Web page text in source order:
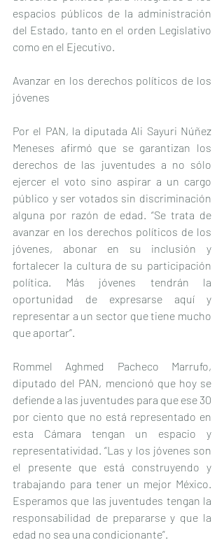
espacios públicos de la administración
del Estado, tanto en el orden Legislativo
como en el Ejecutivo.
Avanzar en los derechos políticos de los
jóvenes
Por el PAN, la diputada Ali Sayuri Núñez
Meneses afirmó que se garantizan los
derechos de las juventudes a no sólo
ejercer el voto sino aspirar a un cargo
público y ser votados sin discriminación
alguna por razón de edad. “Se trata de
avanzar en los derechos políticos de los
jóvenes, abonar en su inclusión y
fortalecer la cultura de su participación
política. Más jóvenes tendrán la
oportunidad de expresarse aquí y
representar a un sector que tiene mucho
que aportar”.
Rommel Aghmed Pacheco Marrufo,
diputado del PAN, mencionó que hoy se
defiende a las juventudes para que ese 30
por ciento que no está representado en
esta Cámara tengan un espacio y
representatividad. “Las y los jóvenes son
el presente que está construyendo y
trabajando para tener un mejor México.
Esperamos que las juventudes tengan la
responsabilidad de prepararse y que la
edad no sea una condicionante”.